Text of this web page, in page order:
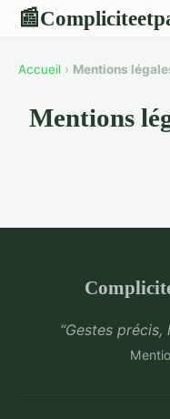
📰
Accueil › Mentions
Mentions
“Gestes